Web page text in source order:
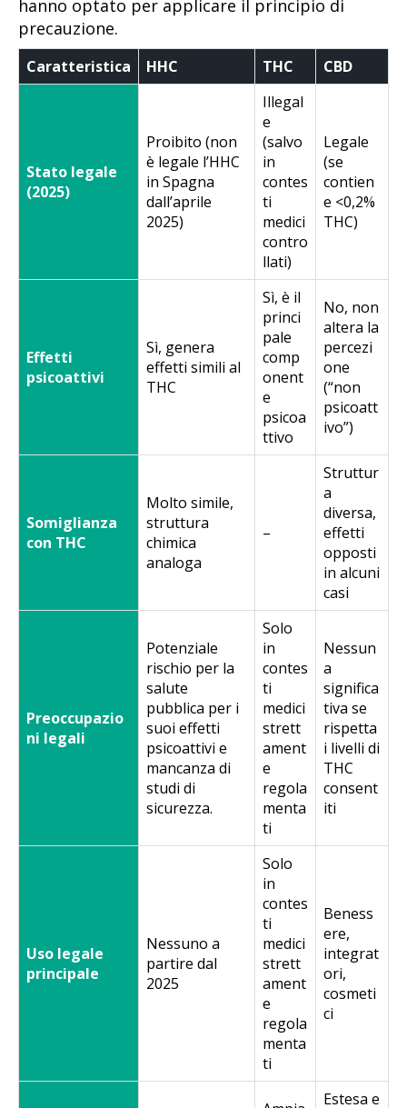
hanno optato per applicare il principio di
precauzione.
Caratteristica HHC THC CBD
Stato legale
(2025)
Proibito (non
è legale l’HHC
in Spagna
dall’aprile
2025)
Illegal
e
(salvo
in
contes
ti
medici
contro
llati)
Legale
(se
contien
e <0,2%
THC)
Effetti
psicoattivi
Sì, genera
effetti simili al
THC
Sì, è il
princi
pale
comp
onent
e
psicoa
ttivo
No, non
altera la
percezi
one
(“non
psicoatt
ivo”)
Somiglianza
con THC
Molto simile,
struttura
chimica
analoga
–
Struttur
a
diversa,
effetti
opposti
in alcuni
casi
Preoccupazio
ni legali
Potenziale
rischio per la
salute
pubblica per i
suoi effetti
psicoattivi e
mancanza di
studi di
sicurezza.
Solo
in
contes
ti
medici
strett
ament
e
regola
menta
ti
Nessun
a
significa
tiva se
rispetta
i livelli di
THC
consent
iti
Uso legale
principale
Nessuno a
partire dal
2025
Solo
in
contes
ti
medici
strett
ament
e
regola
menta
ti
Beness
ere,
integrat
ori,
cosmeti
ci
Estesa e